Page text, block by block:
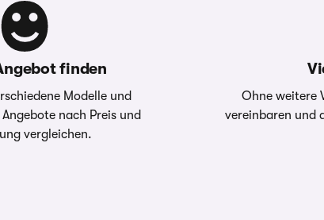
finden
Modelle und
nach Preis und
vergleichen.
Ohne weitere
vereinbaren und